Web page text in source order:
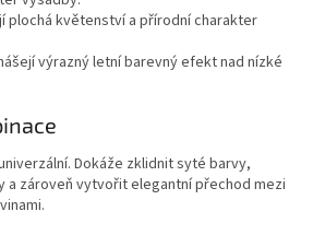
plochá květenství a přírodní charakter
výrazný letní barevný efekt nad nízké
Dokáže zklidnit syté barvy,
zároveň vytvořit elegantní přechod mezi